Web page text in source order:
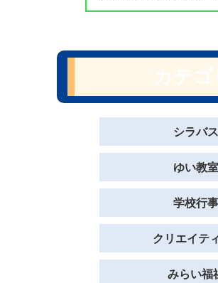
シラバ
ゆい教
学校行
クリエイテ
みらい福